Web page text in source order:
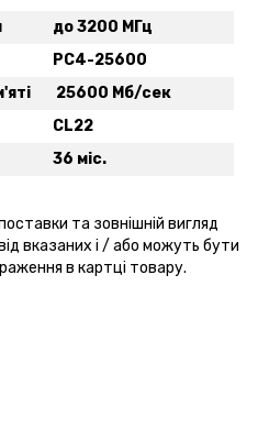
до 3200 МГц
PC4-25600
25600 Мб/сек
CL22
36 міс.
та зовнішній вигляд
вказаних і / або можуть бути
в картці товару.